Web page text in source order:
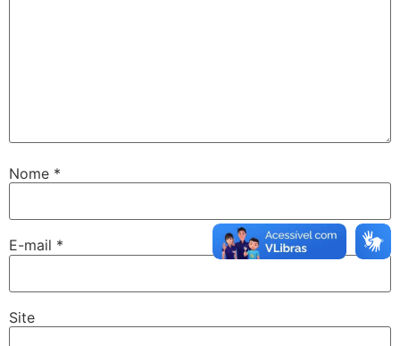
Nome *
E-mail *
Site